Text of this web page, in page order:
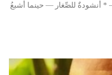
* أنشودةٌ للصِّغار — حينما أشبعُ